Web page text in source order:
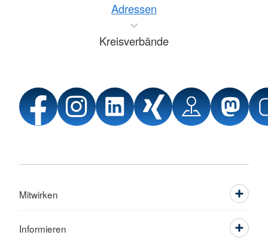
Adressen
Kreisverbände
Mitwirken
Informieren